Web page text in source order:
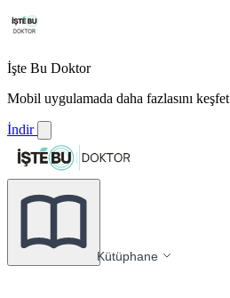
İşte Bu Doktor
Mobil uygulamada daha fazlasını keşfet
İndir
Kütüphane